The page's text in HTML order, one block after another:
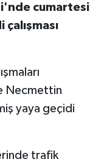
cumartesi
Necmettin
yaya geçidi
trafik